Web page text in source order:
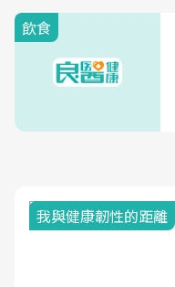
飲食
我與健康韌性的距離